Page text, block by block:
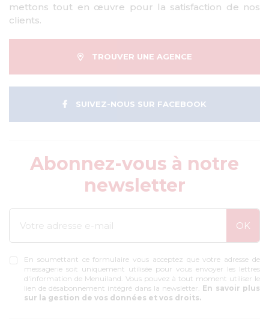
mettons tout en œuvre pour la satisfaction de nos
clients.
TROUVER UNE AGENCE
SUIVEZ-NOUS SUR FACEBOOK
Abonnez-vous à notre
newsletter
En soumettant ce formulaire vous acceptez que votre adresse de
messagerie soit uniquement utilisée pour vous envoyer les lettres
d'information de Menuiland. Vous pouvez à tout moment utiliser le
lien de désabonnement intégré dans la newsletter. En savoir plus
sur la gestion de vos données et vos droits.